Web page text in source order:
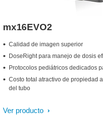
mx16EVO2
Calidad de imagen superior
DoseRight para manejo de dosis
Protocolos pediátricos dedicados
Costo total atractivo de propiedad
del tubo
Ver producto